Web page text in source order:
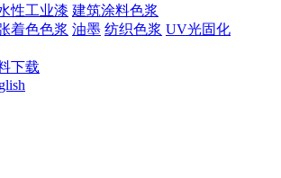
性工业漆 建筑涂料色浆
着色色浆 油墨 纺织色浆 UV光固化
下载